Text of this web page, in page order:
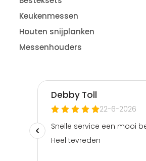
Keukenmessen
Houten snijplanken
Messenhouders